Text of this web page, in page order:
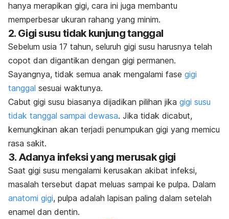
hanya merapikan gigi, cara ini juga membantu
memperbesar ukuran rahang yang minim.
2. Gigi susu tidak kunjung tanggal
Sebelum usia 17 tahun, seluruh gigi susu harusnya telah
copot dan digantikan dengan gigi permanen.
Sayangnya, tidak semua anak mengalami fase gigi
tanggal sesuai waktunya.
Cabut gigi susu biasanya dijadikan pilihan jika gigi susu
tidak tanggal sampai dewasa. Jika tidak dicabut,
kemungkinan akan terjadi penumpukan gigi yang memicu
rasa sakit.
3. Adanya infeksi yang merusak gigi
Saat gigi susu mengalami kerusakan akibat infeksi,
masalah tersebut dapat meluas sampai ke pulpa. Dalam
anatomi gigi, pulpa adalah lapisan paling dalam setelah
enamel dan dentin.